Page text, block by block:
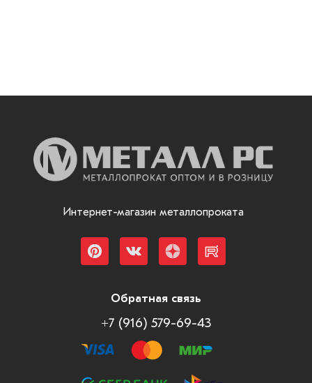
Интернет-магазин металлопроката
Обратная связь
+7 (916) 579-69-43